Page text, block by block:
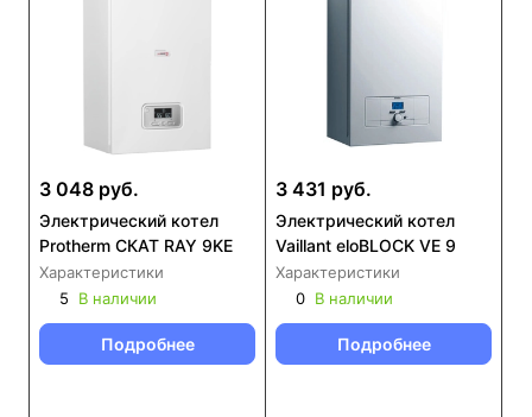
3 048 руб.
Электрический котел
Protherm СКАТ RAY 9KE
Характеристики
5
В наличии
Подробнее
3 431 руб.
Электрический котел
Vaillant eloBLOCK VE 9
Характеристики
0 В наличии
Подробнее